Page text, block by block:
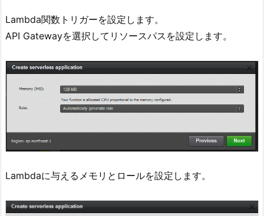
Lambda関数トリガーを設定します。
API Gatewayを選択してリソースパスを設定します。
Lambdaに与えるメモリとロールを設定します。